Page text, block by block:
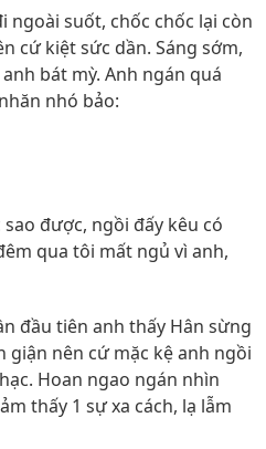
ngoài suốt, chốc chốc lại còn
cứ kiệt sức dần. Sáng sớm,
bát mỳ. Anh ngán quá
nhó bảo:
được, ngồi đấy kêu có
qua tôi mất ngủ vì anh,
đầu tiên anh thấy Hân sừng
giận nên cứ mặc kệ anh ngồi
Hoan ngao ngán nhìn
thấy 1 sự xa cách, lạ lẫm